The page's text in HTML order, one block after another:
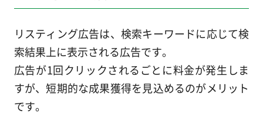
リスティング広告は、検索キーワードに応じて検
索結果上に表示される広告です。
広告が1回クリックされるごとに料金が発生しま
すが、短期的な成果獲得を見込めるのがメリット
です。